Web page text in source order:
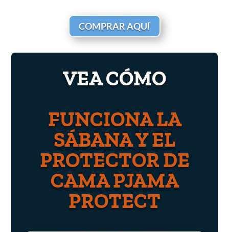
COMPRAR AQUÍ
VEA CÓMO
FUNCIONA LA
SÁBANA Y EL
PROTECTOR DE
CAMA PJAMA
PROTECT